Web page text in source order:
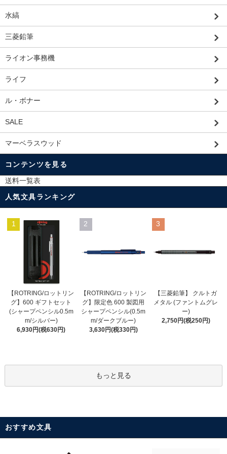
水縞
三菱鉛筆
ライオン事務機
ライフ
ル・ボナー
SALE
マーベラスウッド
コンテンツを見る
送料一覧表
人気文具ランキング
1
【ROTRING/ロットリン
グ】600 ギフトセット
(シャープペンシル0.5m
m/シルバー)
6,930円(税630円)
2
【ROTRING/ロットリン
グ】限定色 600 製図用
シャープペンシル(0.5m
m/ダークブルー)
3,630円(税330円)
3
【三菱鉛筆】 クルトガ
メタル (ファントムグレ
ー)
2,750円(税250円)
もっと見る
おすすめ文具